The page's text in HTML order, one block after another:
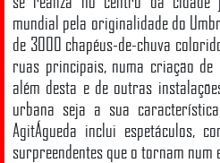
mundial pela originalidade do
de 3000 chapéus-de-chuva
ruas principais, numa criação de
além desta e de outras
urbana seja a sua
AgitÁgueda inclui espetáculos,
surpreendentes que o tornam num